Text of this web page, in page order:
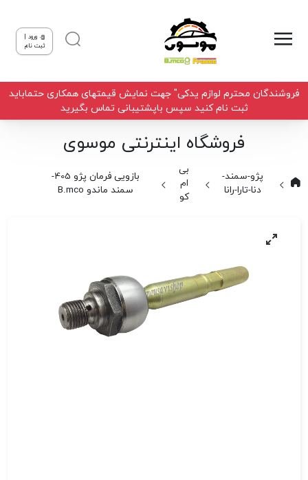
ورود |
ثبت نام
فروشندگان محترم لوازم یدکی" جهت نمایش قیمتهای همکاری حتماباید
ثبت نام کنید سپس باپشتیبانی تماس بگیرید
فروشگاه اینترنتی موسوی
پژو-سمند-
دنا-تارا-رانا
بی
ام
کو
بازویی فرمان پژو 405-
سمند ماندو B.mco